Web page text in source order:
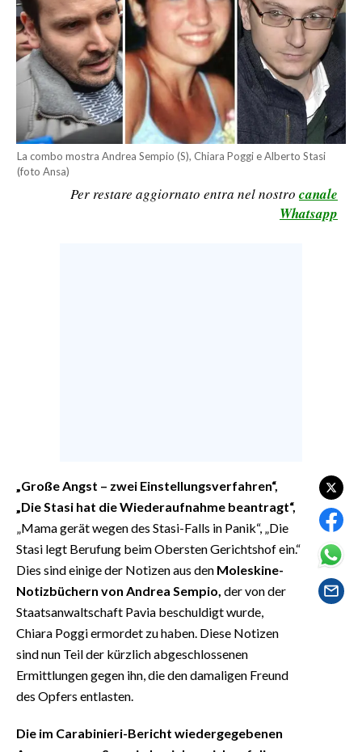
RISULTATI E CLASSIFICHE
CALCIO
CALCIO REGIONALE
BASKET
VOLLEY
MOTORI
TENNIS
ALTRI SPORT
VIDEO
INFO AZIENDE
ANNUNCI
NECROLOGI
PUBBLICITÀ
SPIAGGE
La combo mostra Andrea Sempio (S), Chiara Poggi e Alberto Stasi
(foto Ansa)
Per restare aggiornato entra nel nostro canale
Whatsapp
„Große Angst – zwei Einstellungsverfahren“,
„Die Stasi hat die Wiederaufnahme beantragt“,
„Mama gerät wegen des Stasi-Falls in Panik“, „Die
Stasi legt Berufung beim Obersten Gerichtshof ein.“
Dies sind einige der Notizen aus den Moleskine-
Notizbüchern von Andrea Sempio, der von der
Staatsanwaltschaft Pavia beschuldigt wurde,
Chiara Poggi ermordet zu haben. Diese Notizen
sind nun Teil der kürzlich abgeschlossenen
Ermittlungen gegen ihn, die den damaligen Freund
des Opfers entlasten.
Die im Carabinieri-Bericht wiedergegebenen